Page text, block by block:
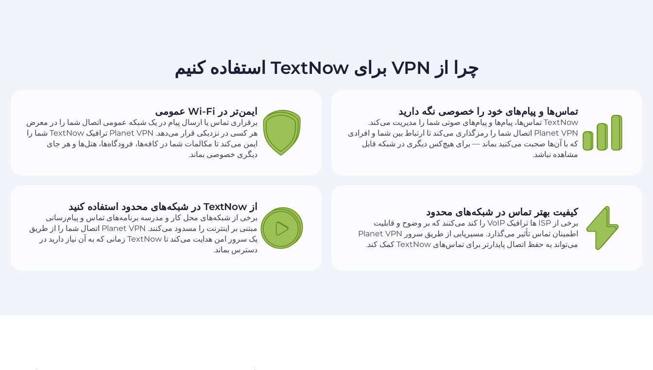
چرا از VPN برای TextNow استفاده کنیم
تماس‌ها و پیام‌های خود را خصوصی نگه دارید
TextNow تماس‌ها، پیام‌ها و پیام‌های صوتی شما را مدیریت می‌کند.
Planet VPN اتصال شما را رمزگذاری می‌کند تا ارتباط بین شما و افرادی
که با آن‌ها صحبت می‌کنید بماند — برای هیچ‌کس دیگری در شبکه قابل
مشاهده نباشد.
ایمن‌تر در Wi-Fi عمومی
برقراری تماس یا ارسال پیام در یک شبکه عمومی اتصال شما را در معرض
هر کسی در نزدیکی قرار می‌دهد. Planet VPN ترافیک TextNow شما را
ایمن می‌کند تا مکالمات شما در کافه‌ها، فرودگاه‌ها، هتل‌ها و هر جای
دیگری خصوصی بماند.
کیفیت بهتر تماس در شبکه‌های محدود
برخی از ISP ها ترافیک VoIP را کند می‌کنند که بر وضوح و قابلیت
اطمینان تماس تأثیر می‌گذارد. مسیریابی از طریق سرور Planet VPN
می‌تواند به حفظ اتصال پایدارتر برای تماس‌های TextNow کمک کند.
از TextNow در شبکه‌های محدود استفاده کنید
برخی از شبکه‌های محل کار و مدرسه برنامه‌های تماس و پیام‌رسانی
مبتنی بر اینترنت را مسدود می‌کنند. Planet VPN اتصال شما را از طریق
یک سرور امن هدایت می‌کند تا TextNow زمانی که به آن نیاز دارید در
دسترس بماند.